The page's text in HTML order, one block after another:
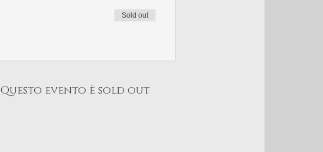
Sold out
Questo evento è sold out